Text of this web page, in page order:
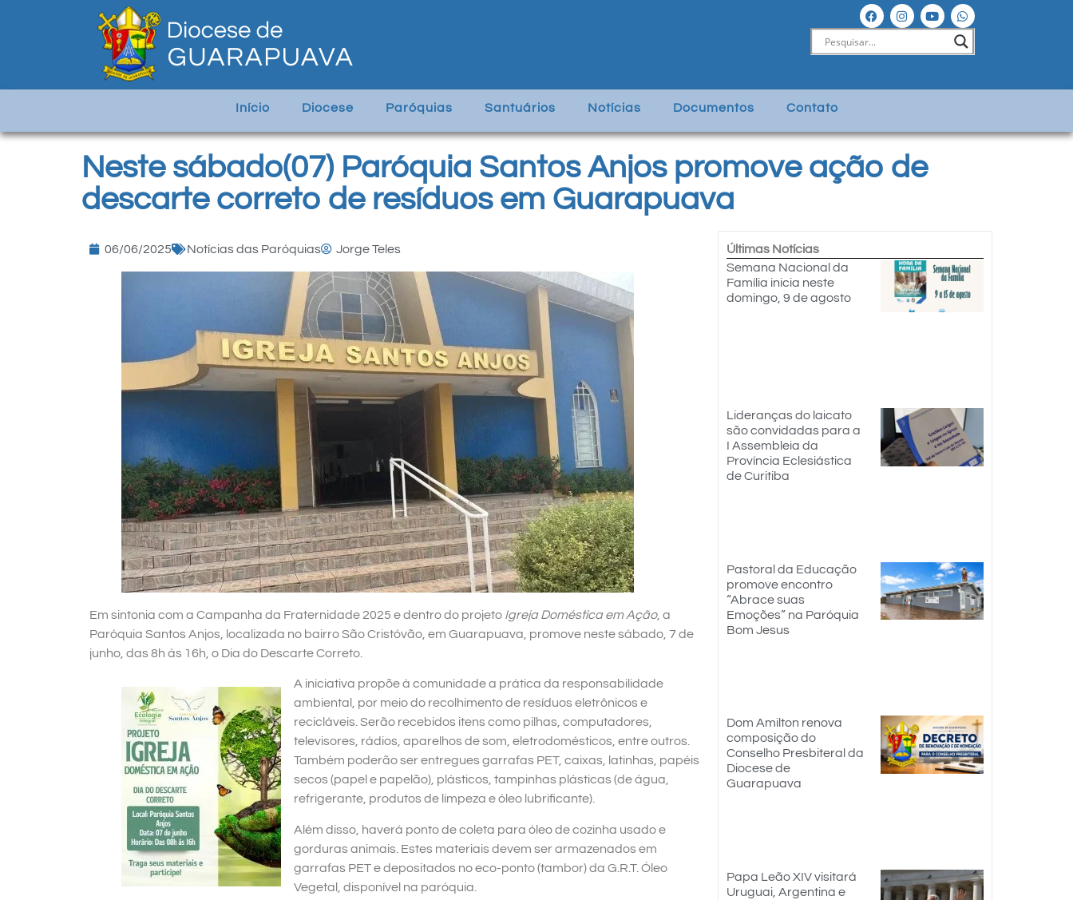
Início Diocese Paróquias Santuários Notícias Documentos Contato
Neste sábado(07) Paróquia Santos Anjos promove ação de
descarte correto de resíduos em Guarapuava
06/06/2025 Notícias das Paróquias Jorge Teles
Em sintonia com a Campanha da Fraternidade 2025 e dentro do projeto Igreja Doméstica em Ação, a
Paróquia Santos Anjos, localizada no bairro São Cristóvão, em Guarapuava, promove neste sábado, 7 de
junho, das 8h às 16h, o Dia do Descarte Correto.
A iniciativa propõe à comunidade a prática da responsabilidade
ambiental, por meio do recolhimento de resíduos eletrônicos e
recicláveis. Serão recebidos itens como pilhas, computadores,
televisores, rádios, aparelhos de som, eletrodomésticos, entre outros.
Também poderão ser entregues garrafas PET, caixas, latinhas, papéis
secos (papel e papelão), plásticos, tampinhas plásticas (de água,
refrigerante, produtos de limpeza e óleo lubrificante).
Além disso, haverá ponto de coleta para óleo de cozinha usado e
gorduras animais. Estes materiais devem ser armazenados em
garrafas PET e depositados no eco-ponto (tambor) da G.R.T. Óleo
Vegetal, disponível na paróquia.
Últimas Notícias
Semana Nacional da
Família inicia neste
domingo, 9 de agosto
Lideranças do laicato
são convidadas para a
I Assembleia da
Província Eclesiástica
de Curitiba
Pastoral da Educação
promove encontro
“Abrace suas
Emoções” na Paróquia
Bom Jesus
Dom Amilton renova
composição do
Conselho Presbiteral da
Diocese de
Guarapuava
Papa Leão XIV visitará
Uruguai, Argentina e